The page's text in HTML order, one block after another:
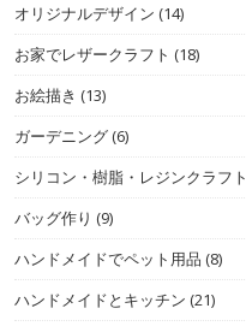
オリジナルデザイン (14)
お家でレザークラフト (18)
お絵描き (13)
ガーデニング(6)
シリコン・樹脂・レジンクラフト
バッグ作り (9)
ハンドメイドでペット用品 (8)
ハンドメイドとキッチン (21)